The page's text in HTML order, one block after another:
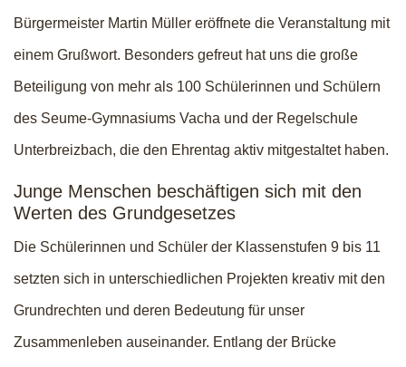
Bürgermeister Martin Müller eröffnete die Veranstaltung mit
einem Grußwort. Besonders gefreut hat uns die große
Beteiligung von mehr als 100 Schülerinnen und Schülern
des Seume-Gymnasiums Vacha und der Regelschule
Unterbreizbach, die den Ehrentag aktiv mitgestaltet haben.
Junge Menschen beschäftigen sich mit den
Werten des Grundgesetzes
Die Schülerinnen und Schüler der Klassenstufen 9 bis 11
setzten sich in unterschiedlichen Projekten kreativ mit den
Grundrechten und deren Bedeutung für unser
Zusammenleben auseinander. Entlang der Brücke